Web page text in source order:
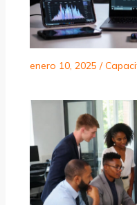
enero 10, 2025 /